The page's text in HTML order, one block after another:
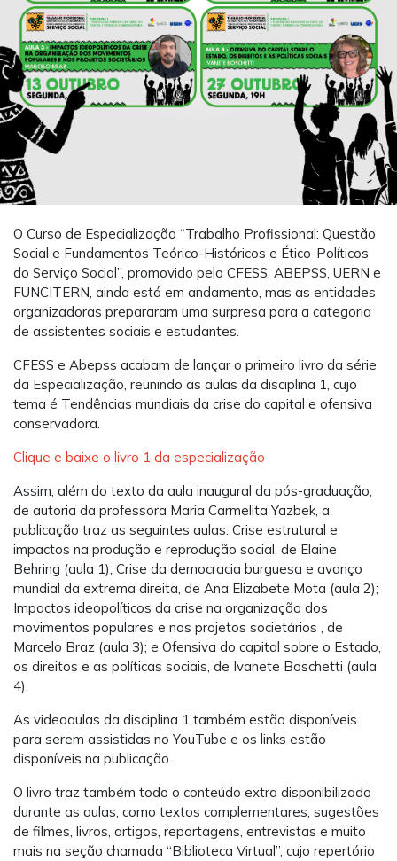
O Curso de Especialização “Trabalho Profissional: Questão
Social e Fundamentos Teórico-Históricos e Ético-Políticos
do Serviço Social”, promovido pelo CFESS, ABEPSS, UERN e
FUNCITERN, ainda está em andamento, mas as entidades
organizadoras prepararam uma surpresa para a categoria
de assistentes sociais e estudantes.
CFESS e Abepss acabam de lançar o primeiro livro da série
da Especialização, reunindo as aulas da disciplina 1, cujo
tema é Tendências mundiais da crise do capital e ofensiva
conservadora.
Clique e baixe o livro 1 da especialização
Assim, além do texto da aula inaugural da pós-graduação,
de autoria da professora Maria Carmelita Yazbek, a
publicação traz as seguintes aulas: Crise estrutural e
impactos na produção e reprodução social, de Elaine
Behring (aula 1); Crise da democracia burguesa e avanço
mundial da extrema direita, de Ana Elizabete Mota (aula 2);
Impactos ideopolíticos da crise na organização dos
movimentos populares e nos projetos societários , de
Marcelo Braz (aula 3); e Ofensiva do capital sobre o Estado,
os direitos e as políticas sociais, de Ivanete Boschetti (aula
4).
As videoaulas da disciplina 1 também estão disponíveis
para serem assistidas no YouTube e os links estão
disponíveis na publicação.
O livro traz também todo o conteúdo extra disponibilizado
durante as aulas, como textos complementares, sugestões
de filmes, livros, artigos, reportagens, entrevistas e muito
mais na seção chamada “Biblioteca Virtual”, cujo repertório